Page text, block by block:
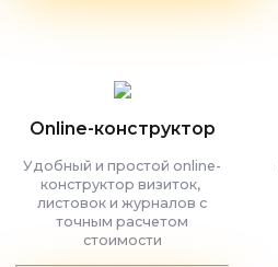
Online-конструктор
Удобный и простой online-
конструктор визиток,
листовок и журналов с
точным расчетом
стоимости